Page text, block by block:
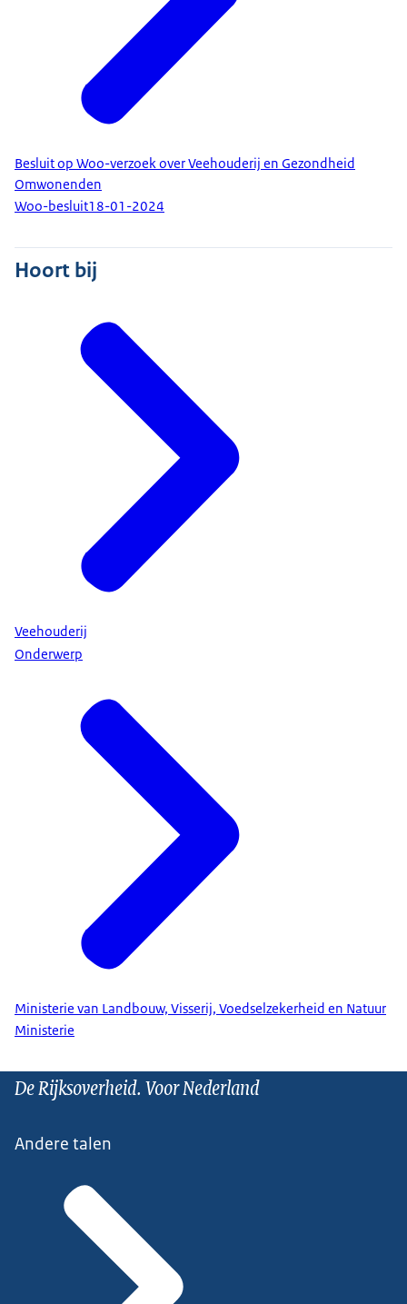
Besluit op Woo-verzoek over Veehouderij en Gezondheid
Omwonenden
Woo-besluit18-01-2024
Hoort bij
Veehouderij
Onderwerp
Ministerie van Landbouw, Visserij, Voedselzekerheid en Natuur
Ministerie
De Rijksoverheid. Voor Nederland
Andere talen